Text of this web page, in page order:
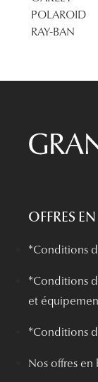
POLAROID
RAY-BAN
OFFRES
*Conditions
*Conditions
et
*Conditions
Nos offres